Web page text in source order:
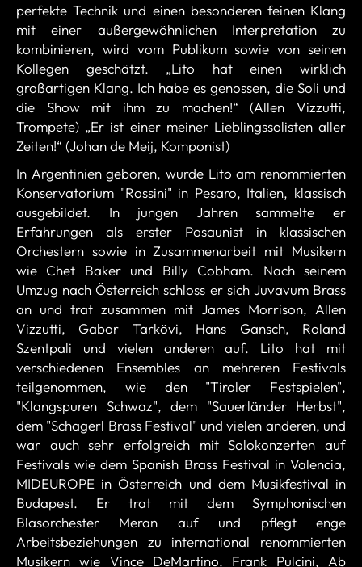
perfekte Technik und einen besonderen feinen Klang
mit einer außergewöhnlichen Interpretation zu
kombinieren, wird vom Publikum sowie von seinen
Kollegen geschätzt. „Lito hat einen wirklich
großartigen Klang. Ich habe es genossen, die Soli und
die Show mit ihm zu machen!“ (Allen Vizzutti,
Trompete) „Er ist einer meiner Lieblingssolisten aller
Zeiten!“ (Johan de Meij, Komponist)
In Argentinien geboren, wurde Lito am renommierten
Konservatorium "Rossini" in Pesaro, Italien, klassisch
ausgebildet. In jungen Jahren sammelte er
Erfahrungen als erster Posaunist in klassischen
Orchestern sowie in Zusammenarbeit mit Musikern
wie Chet Baker und Billy Cobham. Nach seinem
Umzug nach Österreich schloss er sich Juvavum Brass
an und trat zusammen mit James Morrison, Allen
Vizzutti, Gabor Tarkövi, Hans Gansch, Roland
Szentpali und vielen anderen auf. Lito hat mit
verschiedenen Ensembles an mehreren Festivals
teilgenommen, wie den "Tiroler Festspielen",
"Klangspuren Schwaz", dem "Sauerländer Herbst",
dem "Schagerl Brass Festival" und vielen anderen, und
war auch sehr erfolgreich mit Solokonzerten auf
Festivals wie dem Spanish Brass Festival in Valencia,
MIDEUROPE in Österreich und dem Musikfestival in
Budapest. Er trat mit dem Symphonischen
Blasorchester Meran auf und pflegt enge
Arbeitsbeziehungen zu international renommierten
Musikern wie Vince DeMartino, Frank Pulcini, Ab